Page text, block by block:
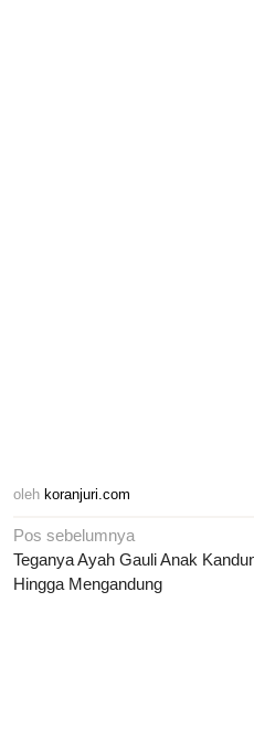
oleh koranjuri.com
Navigasi
pos
Pos sebelumnya
Teganya Ayah Gauli Anak
Hingga Mengandung